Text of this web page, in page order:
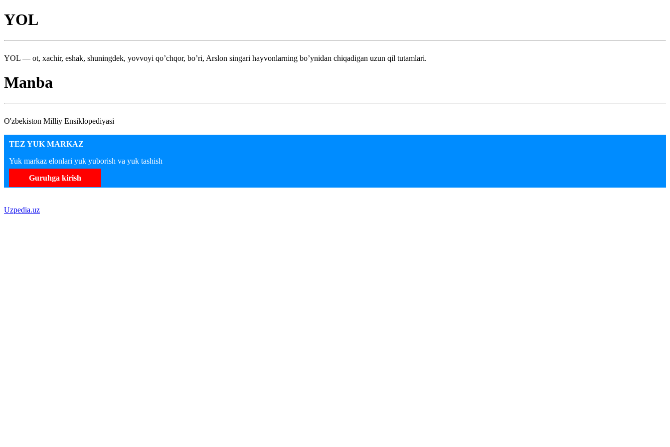
YOL
YOL — ot, xachir, eshak, shuningdek, yovvoyi qo’chqor, bo’ri, Arslon singari hayvonlarning bo’ynidan chiqadigan uzun qil tutamlari.
Manba
O'zbekiston Milliy Ensiklopediyasi
TEZ YUK MARKAZ
Yuk markaz elonlari yuk yuborish va yuk tashish
Guruhga kirish
Uzpedia.uz